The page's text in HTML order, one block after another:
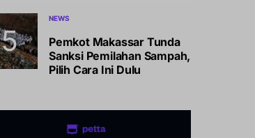
NEWS
Pemkot Makassar Tunda
Sanksi Pemilahan Sampah,
Pilih Cara Ini Dulu